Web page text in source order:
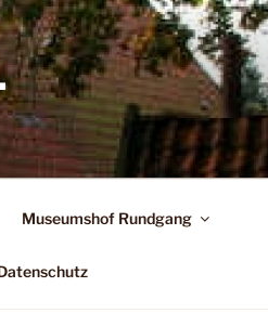
Museumshof Rundgang